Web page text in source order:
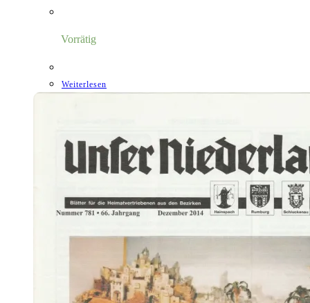
Vorrätig
Weiterlesen